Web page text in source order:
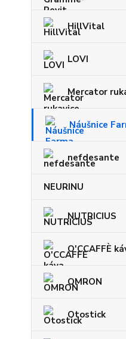
HillVital
LOVI
Mercator
Náušnice
nefdesante
NEURINU
NUTRICIUS
O'CCAFFÈ
OMRON
Otostick